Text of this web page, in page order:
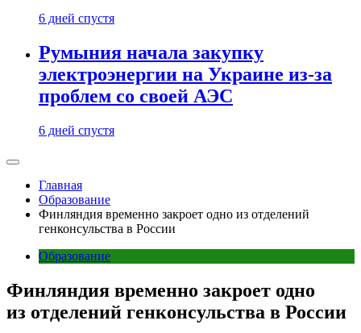
6 дней спустя
Румыния начала закупку
электроэнергии на Украине из-за
проблем со своей АЭС
6 дней спустя
Главная
Образование
Финляндия временно закроет одно из отделений
генконсульства в России
Образование
Финляндия временно закроет одно
из отделений генконсульства в России